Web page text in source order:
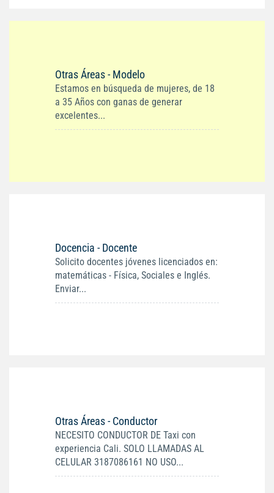
Otras Áreas - Modelo
Estamos en búsqueda de mujeres, de 18
a 35 Años con ganas de generar
excelentes...
Docencia - Docente
Solicito docentes jóvenes licenciados en:
matemáticas - Física, Sociales e Inglés.
Enviar...
Otras Áreas - Conductor
NECESITO CONDUCTOR DE Taxi con
experiencia Cali. SOLO LLAMADAS AL
CELULAR 3187086161 NO USO...